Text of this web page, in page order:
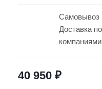
Самовывоз
Доставка
компаниями
40 950 ₽